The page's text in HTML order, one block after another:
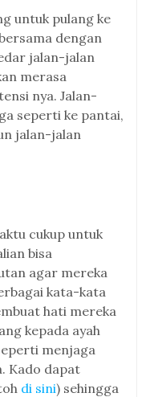
untuk pulang ke
dengan
jalan-jalan
merasa
nya. Jalan-
seperti ke pantai,
jalan-jalan
cukup untuk
bisa
agar mereka
kata-kata
hati mereka
kepada ayah
menjaga
Kado dapat
di sini) sehingga